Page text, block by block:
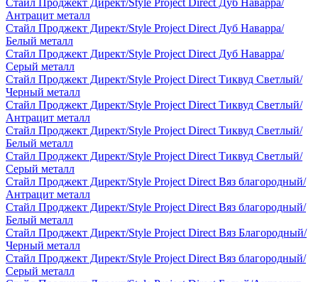
Стайл Проджект Директ/Style Project Direct Дуб Наварра/
Антрацит металл
Стайл Проджект Директ/Style Project Direct Дуб Наварра/
Белый металл
Стайл Проджект Директ/Style Project Direct Дуб Наварра/
Серый металл
Стайл Проджект Директ/Style Project Direct Тиквуд Светлый/
Черный металл
Стайл Проджект Директ/Style Project Direct Тиквуд Светлый/
Антрацит металл
Стайл Проджект Директ/Style Project Direct Тиквуд Светлый/
Белый металл
Стайл Проджект Директ/Style Project Direct Тиквуд Светлый/
Серый металл
Стайл Проджект Директ/Style Project Direct Вяз благородный/
Антрацит металл
Стайл Проджект Директ/Style Project Direct Вяз благородный/
Белый металл
Стайл Проджект Директ/Style Project Direct Вяз Благородный/
Черный металл
Стайл Проджект Директ/Style Project Direct Вяз благородный/
Серый металл